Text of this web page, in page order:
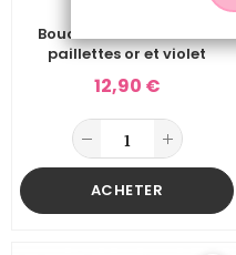
Boucles d'oreilles Eclair
paillettes or et violet
12,90 €
ACHETER